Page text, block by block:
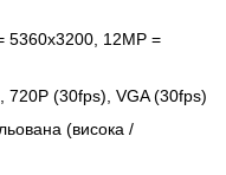
5360х3200, 12МР =
720P (30fps), VGA (30fps)
(висока /